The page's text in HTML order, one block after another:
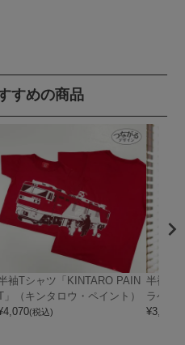
すめの商品
袖Tシャツ「KINTARO PAIN
」（キンタロウ・ペイント）
4,070(税込)
半袖T
ラゲ）
¥3,960